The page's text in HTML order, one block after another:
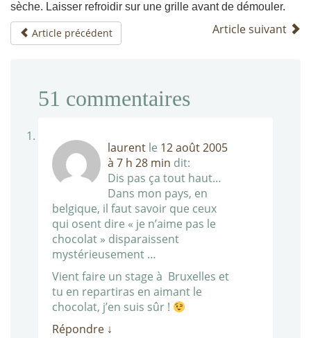
sèche. Laisser refroidir sur une grille avant de démouler.
Article précédent Article suivant
51 commentaires
laurent le 12 août 2005
à 7 h 28 min dit:
Dis pas ça tout haut…
Dans mon pays, en
belgique, il faut savoir que ceux
qui osent dire « je n’aime pas le
chocolat » disparaissent
mystérieusement …
Vient faire un stage à Bruxelles et
tu en repartiras en aimant le
chocolat, j’en suis sûr !
Répondre ↓